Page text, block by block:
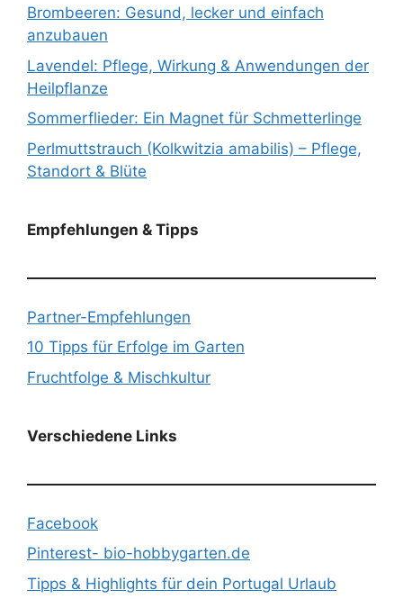
Brombeeren: Gesund, lecker und einfach
anzubauen
Lavendel: Pflege, Wirkung & Anwendungen der
Heilpflanze
Sommerflieder: Ein Magnet für Schmetterlinge
Perlmuttstrauch (Kolkwitzia amabilis) – Pflege,
Standort & Blüte
Empfehlungen & Tipps
Partner-Empfehlungen
10 Tipps für Erfolge im Garten
Fruchtfolge & Mischkultur
Verschiedene Links
Facebook
Pinterest- bio-hobbygarten.de
Tipps & Highlights für dein Portugal Urlaub